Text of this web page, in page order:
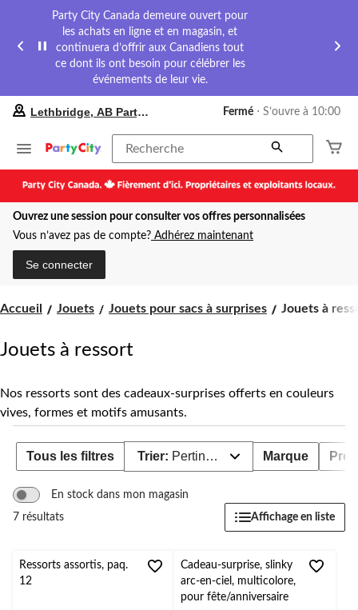
Party City Canada demeure ouvert pour
les achats en ligne et en magasin, et
continuera d’offrir aux Canadiens tout
ce dont ils ont besoin pour célébrer les
événements de leur vie.
préféré
Lethbridge,
Party
City,
courament
Fermé,
pour
Lethbridge, AB Party City Fermé ⋅ S’ouvre à 10:00
Recherche
Ouvrez une session pour consulter vos offres personnalisées
Vous n’avez pas de compte? Adhérez maintenant
Se connecter
Accueil Jouets Jouets pour sacs à surprises
Jouets
Jouets à
Jouets à ressort
Nos ressorts sont des cadeaux-surprises offerts en couleurs
vives, formes et motifs amusants.
Tous les filtres Trier: Pertinence Marque
En stock dans mon magasin
7 résultats
Affichage en liste
Ressorts assortis, paq.
12
Cadeau-surprise, slinky
arc-en-ciel, multicolore,
pour fête/anniversaire